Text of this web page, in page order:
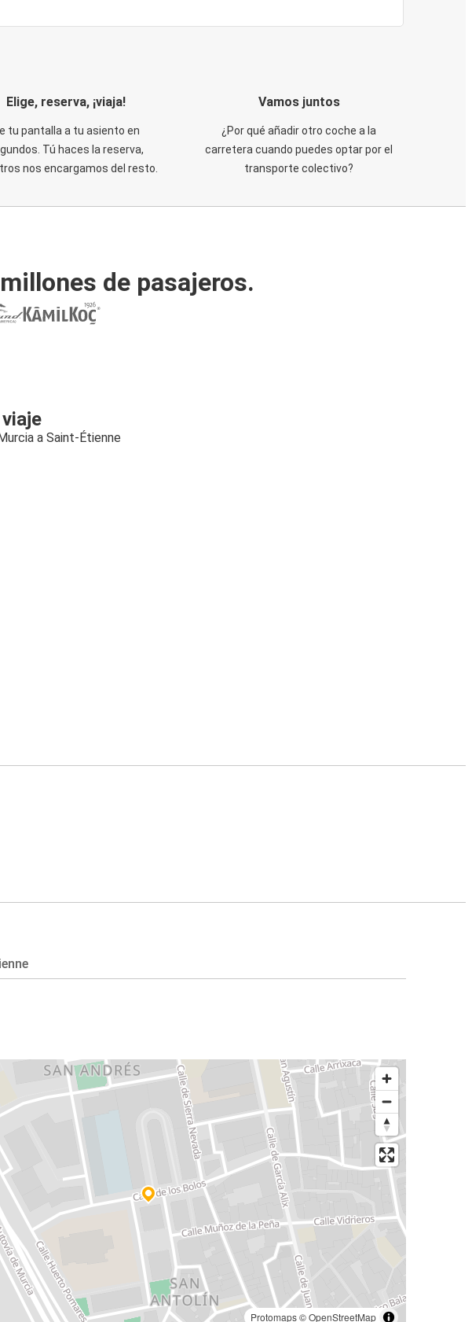
Elige, reserva, ¡viaja!
tu pantalla a tu asiento en
Tú haces la reserva,
nos encargamos del resto.
Vamos juntos
¿Por qué añadir otro coche a la
carretera cuando puedes optar por el
transporte colectivo?
de pasajeros.
a Saint-Étienne
Protomaps©OpenStreetMap